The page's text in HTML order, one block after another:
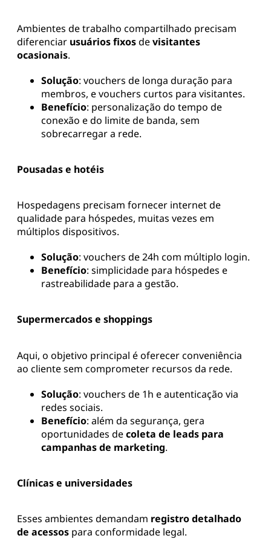
Ambientes de trabalho compartilhado precisam
diferenciar usuários fixosdevisitantes
ocasionais.
Solução: vouchers de longa duração para
membros, e vouchers curtos para visitantes.
Benefício: personalização do tempo de
conexão e do limite de banda, sem
sobrecarregar a rede.
Pousadas e hotéis
Hospedagens precisam fornecer internet de
qualidade para hóspedes, muitas vezes em
múltiplos dispositivos.
Solução: vouchers de 24h com múltiplo login.
Benefício: simplicidade para hóspedes e
rastreabilidade para a gestão.
Supermercados e shoppings
Aqui, o objetivo principal é oferecer conveniência
ao cliente sem comprometer recursos da rede.
Solução: vouchers de 1h e autenticação via
redes sociais.
Benefício: além da segurança, gera
oportunidades decoleta de leads para
campanhas de marketing.
Clínicas e universidades
Esses ambientes demandam registro detalhado
de acessos para conformidade legal.